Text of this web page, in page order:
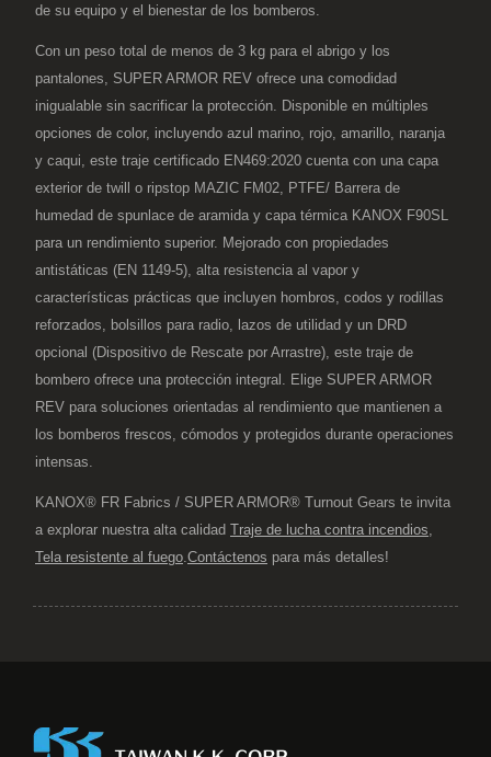
de su equipo y el bienestar de los bomberos.
Con un peso total de menos de 3 kg para el abrigo y los
pantalones, SUPER ARMOR REV ofrece una comodidad
inigualable sin sacrificar la protección. Disponible en múltiples
opciones de color, incluyendo azul marino, rojo, amarillo, naranja
y caqui, este traje certificado EN469:2020 cuenta con una capa
exterior de twill o ripstop MAZIC FM02, PTFE/ Barrera de
humedad de spunlace de aramida y capa térmica KANOX F90SL
para un rendimiento superior. Mejorado con propiedades
antistáticas (EN 1149-5), alta resistencia al vapor y
características prácticas que incluyen hombros, codos y rodillas
reforzados, bolsillos para radio, lazos de utilidad y un DRD
opcional (Dispositivo de Rescate por Arrastre), este traje de
bombero ofrece una protección integral. Elige SUPER ARMOR
REV para soluciones orientadas al rendimiento que mantienen a
los bomberos frescos, cómodos y protegidos durante operaciones
intensas.
KANOX® FR Fabrics / SUPER ARMOR® Turnout Gears te invita
a explorar nuestra alta calidad Traje de lucha contra incendios,
Tela resistente al fuego.Contáctenos para más detalles!